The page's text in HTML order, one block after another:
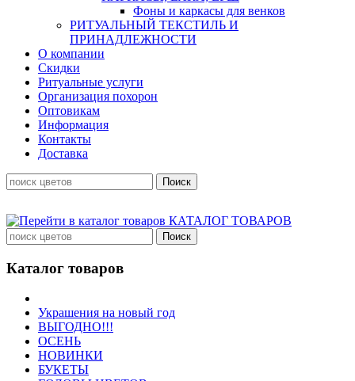
Фоны и каркасы для венков
РИТУАЛЬНЫЙ ТЕКСТИЛЬ И
ПРИНАДЛЕЖНОСТИ
О компании
Скидки
Ритуальные услуги
Организация похорон
Оптовикам
Информация
Контакты
Доставка
КАТАЛОГ ТОВАРОВ
Каталог товаров
Украшения на новый год
ВЫГОДНО!!!
ОСЕНЬ
НОВИНКИ
БУКЕТЫ